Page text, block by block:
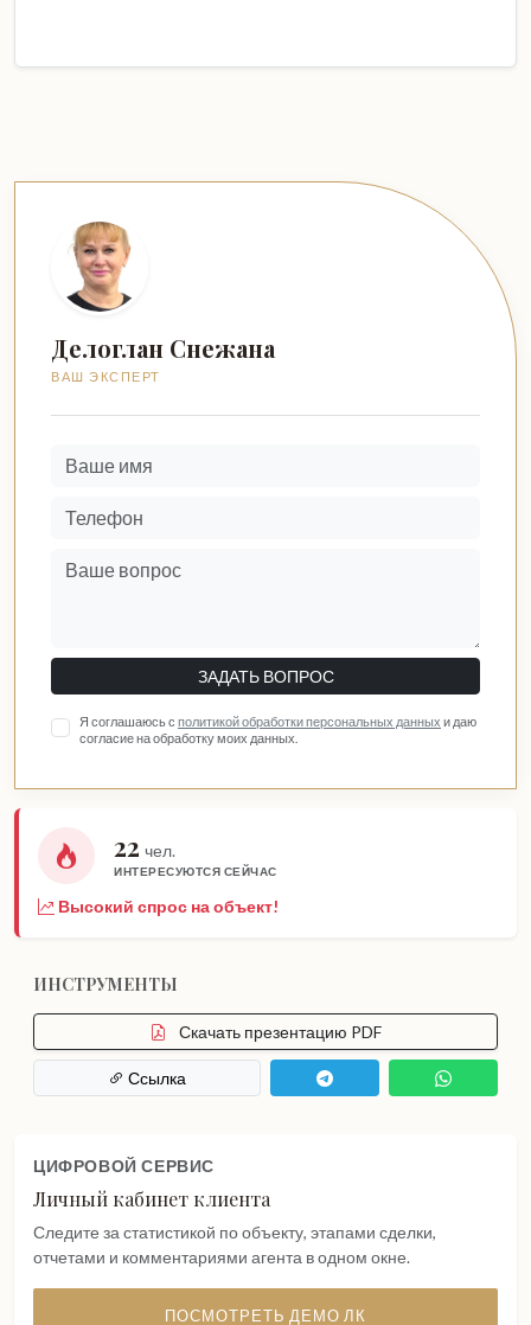
Делоглан Снежана
ВАШ ЭКСПЕРТ
ЗАДАТЬ ВОПРОС
Я соглашаюсь с политикой обработки персональных данных и даю
согласие на обработку моих данных.
22 чел.
ИНТЕРЕСУЮТСЯ СЕЙЧАС
Высокий спрос на объект!
ИНСТРУМЕНТЫ
Скачать презентацию PDF
Ссылка
ЦИФРОВОЙ СЕРВИС
Личный кабинет клиента
Следите за статистикой по объекту, этапами сделки,
отчетами и комментариями агента в одном окне.
ПОСМОТРЕТЬ ДЕМО ЛК